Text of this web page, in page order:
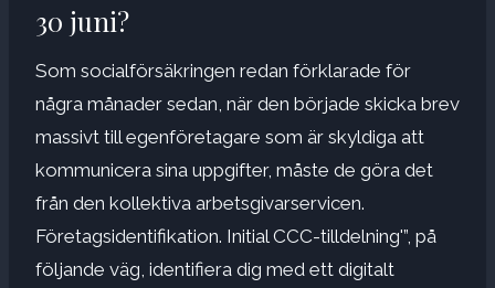
30 juni?
Som socialförsäkringen redan förklarade för
några månader sedan, när den började skicka brev
massivt till egenföretagare som är skyldiga att
kommunicera sina uppgifter, måste de göra det
från den kollektiva arbetsgivarservicen.
Företagsidentifikation. Initial CCC-tilldelning'”, på
följande väg, identifiera dig med ett digitalt